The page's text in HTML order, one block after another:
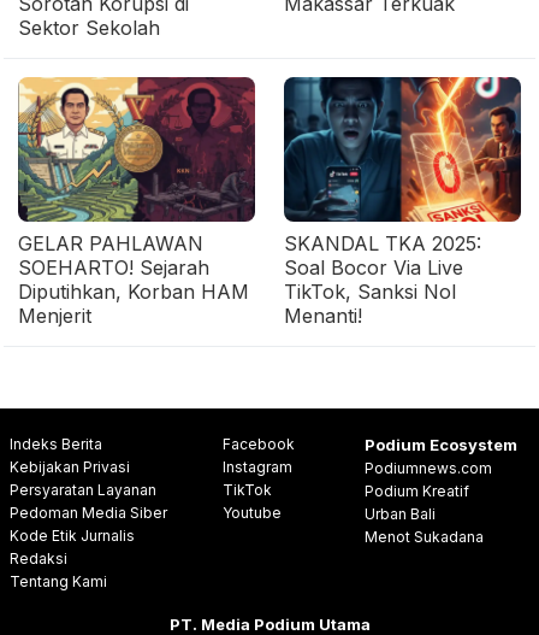
Sektor Sekolah
GELAR PAHLAWAN
SOEHARTO! Sejarah
Diputihkan, Korban HAM
Menjerit
SKANDAL TKA 2025:
Soal Bocor Via Live
TikTok, Sanksi Nol
Menanti!
Indeks Berita
Kebijakan Privasi
Persyaratan Layanan
Pedoman Media Siber
Kode Etik Jurnalis
Redaksi
Tentang Kami
Facebook
Instagram
TikTok
Youtube
Podium Ecosystem
Podiumnews.com
Podium Kreatif
Urban Bali
Menot Sukadana
PT. Media Podium Utama